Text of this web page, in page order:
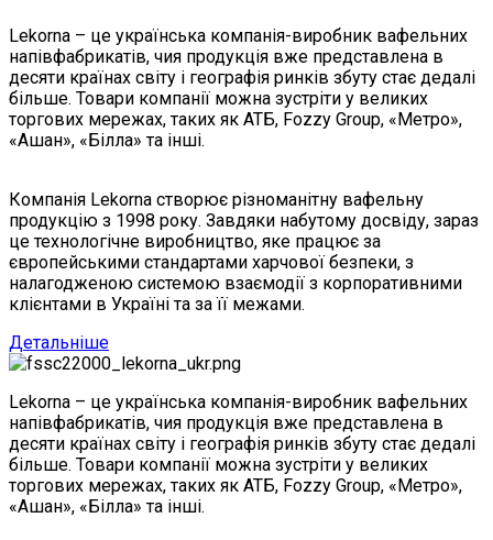
Lekorna – це українська компанія-виробник вафельних
напівфабрикатів, чия продукція вже представлена в
десяти країнах світу і географія ринків збуту стає дедалі
більше. Товари компанії можна зустріти у великих
торгових мережах, таких як АТБ, Fozzy Group, «Метро»,
«Ашан», «Білла» та інші.
Компанія Lekorna створює різноманітну вафельну
продукцію з 1998 року. Завдяки набутому досвіду, зараз
це технологічне виробництво, яке працює за
європейськими стандартами харчової безпеки, з
налагодженою системою взаємодії з корпоративними
клієнтами в Україні та за її межами.
Детальніше
Lekorna – це українська компанія-виробник вафельних
напівфабрикатів, чия продукція вже представлена в
десяти країнах світу і географія ринків збуту стає дедалі
більше. Товари компанії можна зустріти у великих
торгових мережах, таких як АТБ, Fozzy Group, «Метро»,
«Ашан», «Білла» та інші.